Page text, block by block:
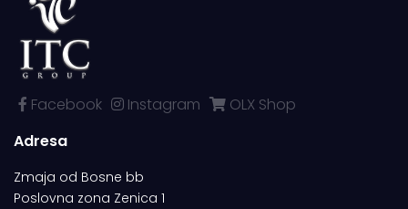
Facebook Instagram
OLX Shop
Adresa
Zmaja od Bosne bb
Poslovna zona Zenica 1